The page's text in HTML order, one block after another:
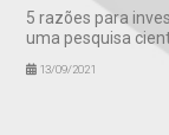
5 razões para
uma pesquisa
13/09/2021